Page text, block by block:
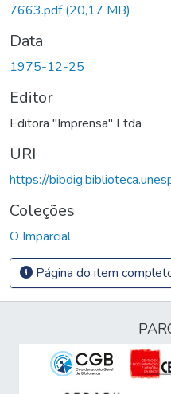
7663.pdf(20,17 MB)
Data
1975-12-25
Editor
Editora "Imprensa" Ltda
URI
https://
Coleções
O Imparcial
Página do item